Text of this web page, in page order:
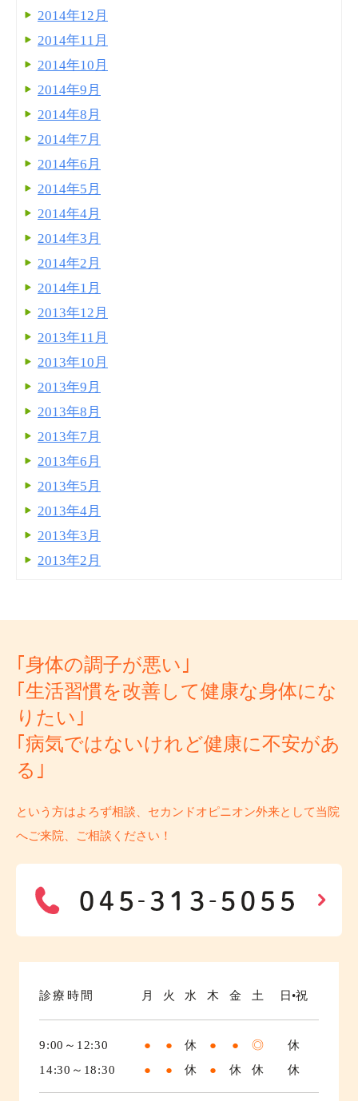
2014年12月
2014年11月
2014年10月
2014年9月
2014年8月
2014年7月
2014年6月
2014年5月
2014年4月
2014年3月
2014年2月
2014年1月
2013年12月
2013年11月
2013年10月
2013年9月
2013年8月
2013年7月
2013年6月
2013年5月
2013年4月
2013年3月
2013年2月
｢身体の調子が悪い｣
｢生活習慣を改善して健康な身体にな
りたい｣
｢病気ではないけれど健康に不安があ
る｣
という方はよろず相談、セカンドオピニオン外来として当院
へご来院、ご相談ください！
診療時間 月 火 水 木 金 土 日•祝
9:00～12:30 ● ● 休 ● ● ◎
休
14:30～18:30
● ● 休 ● 休 休 休